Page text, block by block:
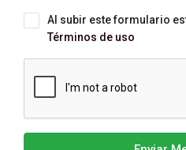
Al subir este formulario
Términos de uso